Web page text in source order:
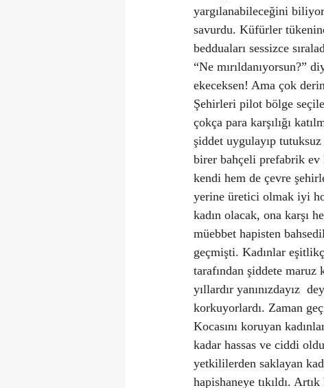
yargılanabileceğini
savurdu. Küfürler
bedduaları sessizce
“Ne mırıldanıyorsun?”
ekeceksen! Ama çok
Şehirleri pilot bölge
çokça para karşılığı
şiddet uygulayıp
birer bahçeli prefabrik ev
kendi hem de çevre
yerine üretici olmak iyi
kadın olacak, ona karşı
müebbet hapisten
geçmişti. Kadınlar
tarafından şiddete
yıllardır yanınızdayız
korkuyorlardı. Zaman
Kocasını koruyan
kadar hassas ve ciddi
yetkililerden saklayan
hapishaneye tıkıldı.